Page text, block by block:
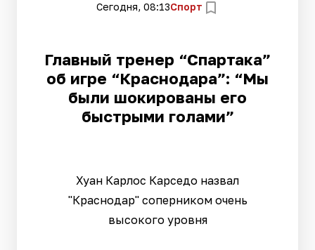
Сегодня, 08:13Спорт
Главный тренер “Спартака”
об игре “Краснодара”: “Мы
были шокированы его
быстрыми голами”
Хуан Карлос Карседо назвал
"Краснодар" соперником очень
высокого уровня